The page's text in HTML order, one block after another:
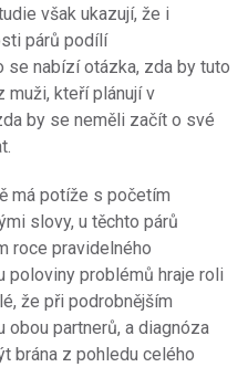
však ukazují, že i
párů podílí
se nabízí otázka, zda by tuto
kteří plánují v
by se neměli začít o své
má potíže s početím
slovy, u těchto párů
roce pravidelného
poloviny problémů hraje roli
že při podrobnějším
partnerů, a diagnóza
brána z pohledu celého